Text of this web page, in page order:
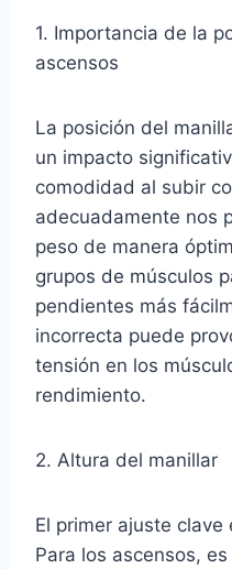
1. Importancia de la
ascensos
La posición del
un impacto
comodidad al subir
adecuadamente nos
peso de manera
grupos de músculos
pendientes más
incorrecta puede
tensión en los
rendimiento.
2. Altura del manillar
El primer ajuste
Para los ascensos,